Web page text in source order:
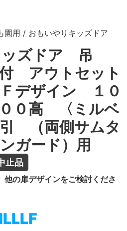
園用 / おもいやりキッズドア
ッズドア 吊
アウトセット
デザイン １０
０高 〈ミルベ
（両側サムタ
ガード）用
止品
他の扉デザインをご検討くださ